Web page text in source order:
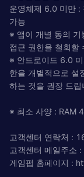
운영체제 6.0 미만 :
가능
※ 앱이 개별 동의 기
접근 권한을 철회할
※ 안드로이드 6.0
한을 개별적으로 설
하는 것을 권장 드립
※ 최소 사양 : RAM
고객센터 연락처 :
고객센터 메일주소 :
게임펍 홈페이지 :